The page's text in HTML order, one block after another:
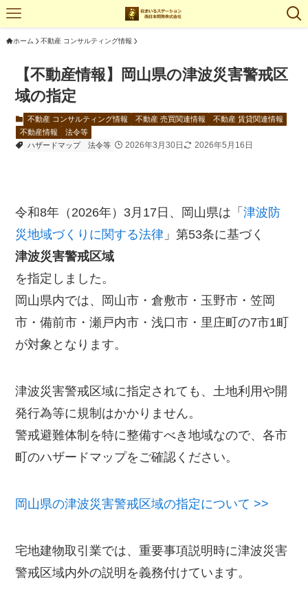
ホーム 不動産 コンサルティング情報
【不動産情報】岡山県の津波災害警戒区
域の指定
不動産 コンサルティング情報 不動産 売買関連情報
不動産 賃貸関連情報
不動産情報
法令等
ハザードマップ
法令等 2026年3月30日 2026年5月16日
令和8年（2026年）3月17日、岡山県は「津波防
災地域づくりに関する法律 」第53条に基づく
津波災害警戒区域
を指定しました。
岡山県内では、岡山市・倉敷市・玉野市・笠岡
市・備前市・瀬戸内市・浅口市・里庄町の7市1町
が対象となります。
津波災害警戒区域に指定されても、土地利用や開
発行為等に規制はかかりません。
警戒避難体制を特に整備すべき地域なので、各市
町のハザードマップをご確認ください。
岡山県の津波災害警戒区域の指定について >>
宅地建物取引業では、重要事項説明時に津波災害
警戒区域内外の説明を義務付けています。